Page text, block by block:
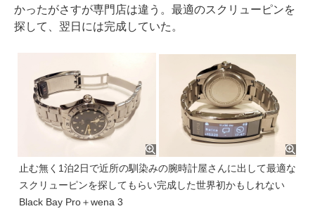
かったがさすが専門店は違う。最適のスクリューピンを
探して、翌日には完成していた。
止む無く1泊2日で近所の馴染みの腕時計屋さんに出して最適な
スクリューピンを探してもらい完成した世界初かもしれない
Black Bay Pro＋wena 3